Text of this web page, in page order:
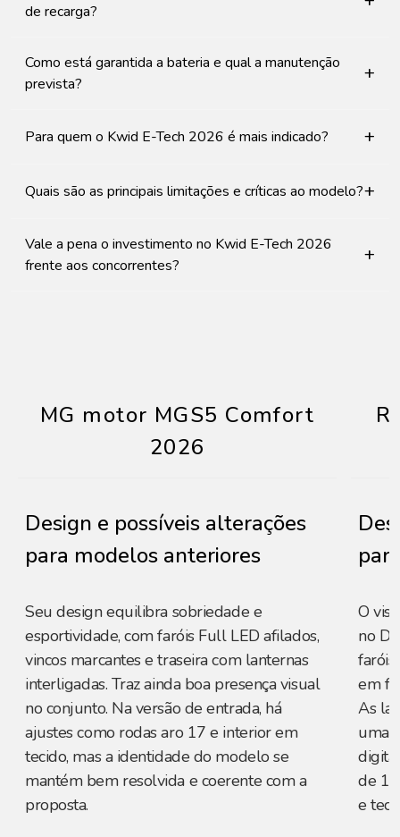
de recarga?
Como está garantida a bateria e qual a manutenção
prevista?
+
Para quem o Kwid E-Tech 2026 é mais indicado? +
Quais são as principais limitações e críticas ao modelo?+
Vale a pena o investimento no Kwid E-Tech 2026
frente aos concorrentes?
+
MG motor MGS5 Comfort
2026
Design e possíveis alterações
para modelos anteriores
Seu design equilibra sobriedade e
esportividade, com faróis Full LED afilados,
vincos marcantes e traseira com lanternas
interligadas. Traz ainda boa presença visual
no conjunto. Na versão de entrada, há
ajustes como rodas aro 17 e interior em
tecido, mas a identidade do modelo se
mantém bem resolvida e coerente com a
proposta.
O
no
em
As
uma
de
e